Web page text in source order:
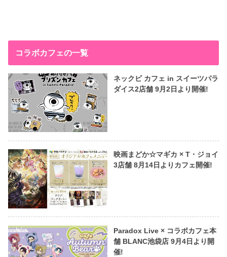
コラボカフェの一覧
ネックビ カフェ in スイーツパラ
ダイス2店舗 9月2日より開催!
映画まどか☆マギカ × T・ジョイ
3店舗 8月14日よりカフェ開催!
Paradox Live × コラボカフェ本
舗 BLANC池袋店 9月4日より開
催!